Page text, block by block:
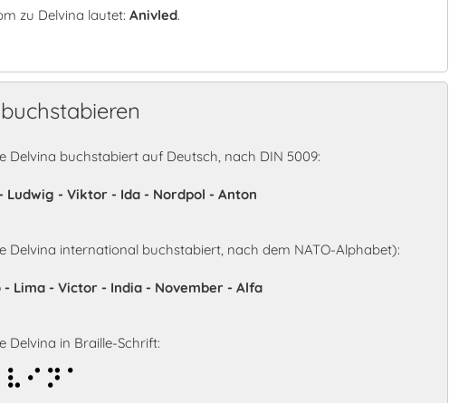
zu Delvina lautet: Anivled.
Delvina buchstabiert auf Deutsch, nach DIN 5009:
Ludwig - Viktor - Ida - Nordpol - Anton
Delvina international buchstabiert, nach dem NATO-Alphabet):
- Lima - Victor - India - November - Alfa
Delvina in Braille-Schrift: